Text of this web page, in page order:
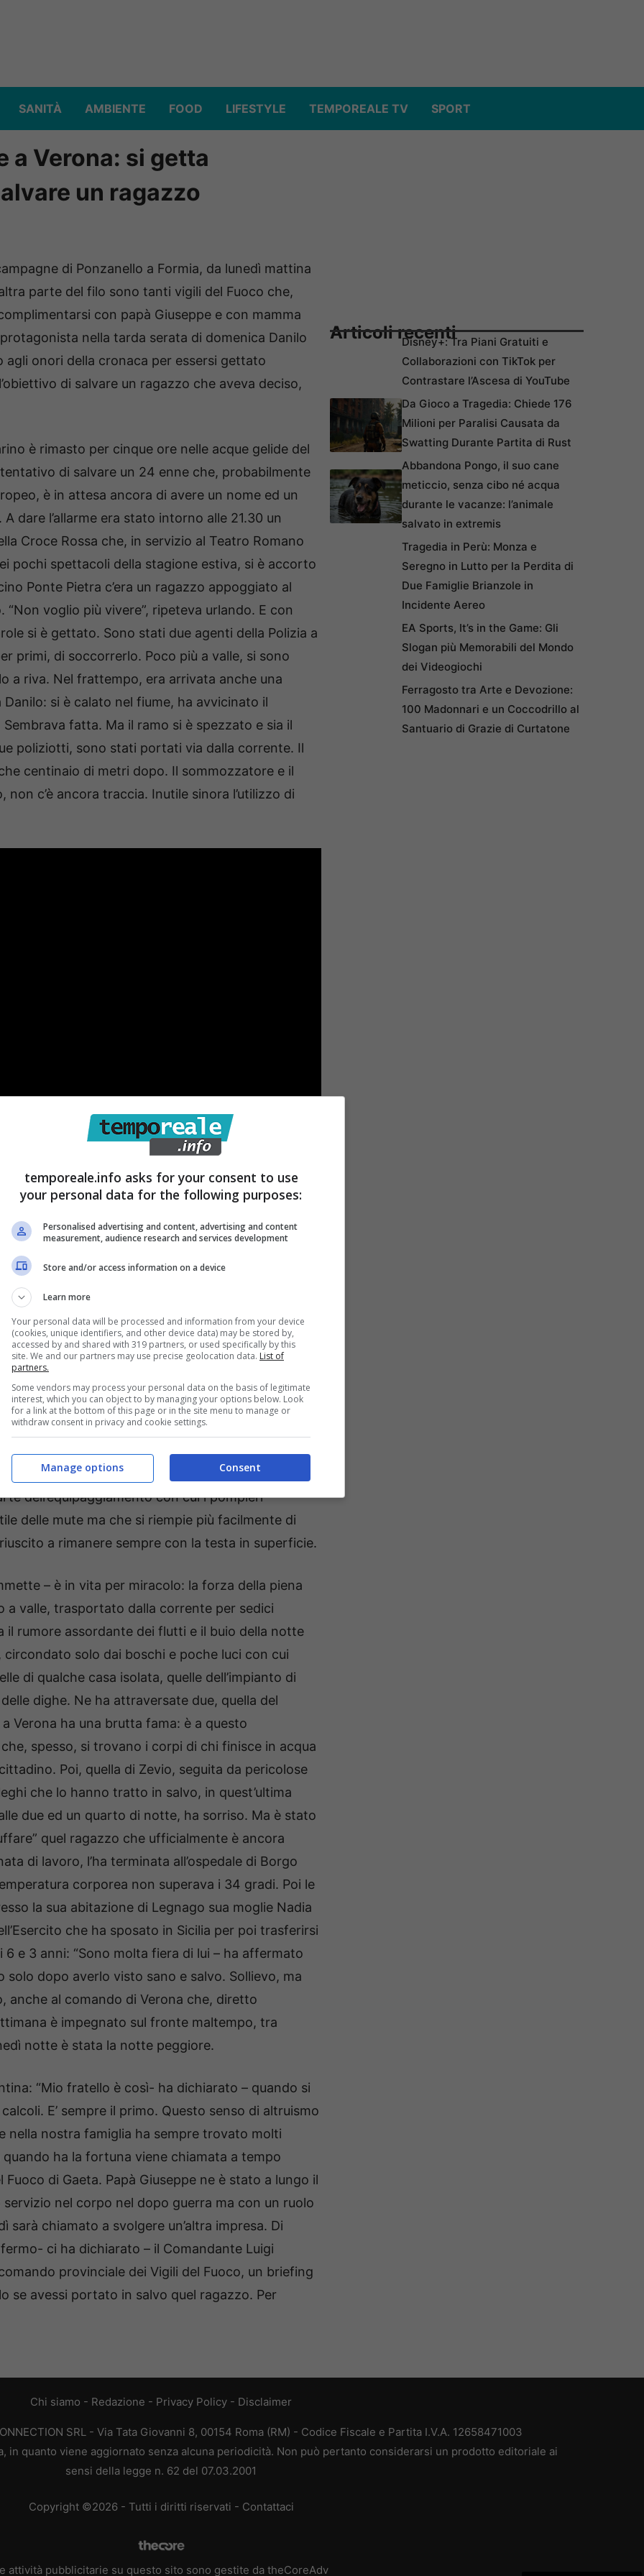
SANITÀ AMBIENTE FOOD LIFESTYLE TEMPOREALE TV SPORT
a Verona: si getta
un ragazzo
di Ponzanello a Formia, da lunedì mattina
parte del filo sono tanti vigili del Fuoco che,
con papà Giuseppe e con mamma
nella tarda serata di domenica Danilo
onori della cronaca per essersi gettato
di salvare un ragazzo che aveva deciso,
è rimasto per cinque ore nelle acque gelide del
di salvare un 24 enne che, probabilmente
è in attesa ancora di avere un nome ed un
A dare l’allarme era stato intorno alle 21.30 un
Croce Rossa che, in servizio al Teatro Romano
pochi spettacoli della stagione estiva, si è accorto
Ponte Pietra c’era un ragazzo appoggiato al
“Non voglio più vivere”, ripeteva urlando. E con
si è gettato. Sono stati due agenti della Polizia a
primi, di soccorrerlo. Poco più a valle, si sono
a riva. Nel frattempo, era arrivata anche una
si è calato nel fiume, ha avvicinato il
fatta. Ma il ramo si è spezzato e sia il
poliziotti, sono stati portati via dalla corrente. Il
centinaio di metri dopo. Il sommozzatore e il
c’è ancora traccia. Inutile sinora l’utilizzo di
attorno alle 23.30: qualcuno ha chiamato la
finire in Adige, proprio nel tratto in cui, in
Un’altra squadra dei Vigili del fuoco è
rimaste senza esito. Le cinque ore trascorse
ondata di maltempo il pompiere formiano non le
Oltre a contrastare la forza della piena ha
che in acqua è stato protagonista di una
dai moschettoni applicati da un vigile del fuoco
Formia stessa,lo chiamano eroe: “Ho fatto solo il
a quello, e al dispiacere di non aver salvato una
vicenda si è avuta quando il ramo, a cui si erano
ed entrambi sono stati visti scomparire in
anche al suo addestramento: ha avuto
dell’equipaggiamento con cui i pompieri
delle mute ma che si riempie più facilmente di
a rimanere sempre con la testa in superficie.
– è in vita per miracolo: la forza della piena
a valle, trasportato dalla corrente per sedici
il rumore assordante dei flutti e il buio della notte
circondato solo dai boschi e poche luci con cui
di qualche casa isolata, quelle dell’impianto di
dighe. Ne ha attraversate due, quella del
Verona ha una brutta fama: è a questo
spesso, si trovano i corpi di chi finisce in acqua
Poi, quella di Zevio, seguita da pericolose
che lo hanno tratto in salvo, in quest’ultima
due ed un quarto di notte, ha sorriso. Ma è stato
quel ragazzo che ufficialmente è ancora
di lavoro, l’ha terminata all’ospedale di Borgo
corporea non superava i 34 gradi. Poi le
la sua abitazione di Legnago sua moglie Nadia
che ha sposato in Sicilia per poi trasferirsi
e 3 anni: “Sono molta fiera di lui – ha affermato
dopo averlo visto sano e salvo. Sollievo, ma
anche al comando di Verona che, diretto
è impegnato sul fronte maltempo, tra
notte è stata la notte peggiore.
“Mio fratello è così- ha dichiarato – quando si
E’ sempre il primo. Questo senso di altruismo
nella nostra famiglia ha sempre trovato molti
quando ha la fortuna viene chiamata a tempo
di Gaeta. Papà Giuseppe ne è stato a lungo il
nel corpo nel dopo guerra ma con un ruolo
chiamato a svolgere un’altra impresa. Di
ci ha dichiarato – il Comandante Luigi
provinciale dei Vigili del Fuoco, un briefing
se avessi portato in salvo quel ragazzo. Per
Articoli recentiDisney+: Tra Piani Gratuiti e
Collaborazioni con TikTok per
Contrastare l’Ascesa di YouTube
Da Gioco a Tragedia: Chiede 176
Milioni per Paralisi Causata da
Swatting Durante Partita di Rust
Abbandona Pongo, il suo cane
meticcio, senza cibo né acqua
durante le vacanze: l’animale
salvato in extremis
Tragedia in Perù: Monza e
Seregno in Lutto per la Perdita di
Due Famiglie Brianzole in
Incidente Aereo
EA Sports, It’s in the Game: Gli
Slogan più Memorabili del Mondo
dei Videogiochi
Ferragosto tra Arte e Devozione:
100 Madonnari e un Coccodrillo al
Santuario di Grazie di Curtatone
Chi siamo - Redazione - Privacy Policy - Disclaimer
SRL - Via Tata Giovanni 8, 00154 Roma (RM) - Codice Fiscale e Partita I.V.A. 12658471003
in quanto viene aggiornato senza alcuna periodicità. Non può pertanto considerarsi un prodotto editoriale ai
sensi della legge n. 62 del 07.03.2001
Copyright ©2026 - Tutti i diritti riservati - Contattaci
attività pubblicitarie su questo sito sono gestite da theCoreAdv
temporeale.info asks for your consent to use
your personal data for the following purposes:
Personalised advertising and content, advertising and content
measurement, audience research and services development
Store and/or access information on a device
Learn more
Your personal data will be processed and information from your device
(cookies, unique identifiers, and other device data) may be stored by,
accessed by and shared with 319 partners, or used specifically by this
site. We and our partners may use precise geolocation data. List of
partners.
Some vendors may process your personal data on the basis of legitimate
interest, which you can object to by managing your options below. Look
for a link at the bottom of this page or in the site menu to manage or
withdraw consent in privacy and cookie settings.
Consent
Manage options